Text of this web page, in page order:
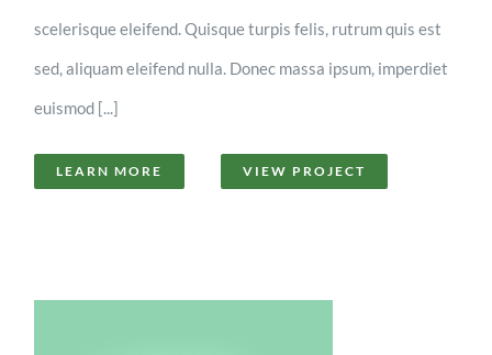
scelerisque eleifend. Quisque turpis felis, rutrum quis est
sed, aliquam eleifend nulla. Donec massa ipsum, imperdiet
euismod [...]
LEARN MORE VIEW PROJECT